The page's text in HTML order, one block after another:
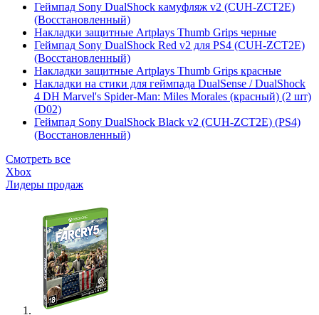
Геймпад Sony DualShock камуфляж v2 (CUH-ZCT2E)
(Восстановленный)
Накладки защитные Artplays Thumb Grips черные
Геймпад Sony DualShock Red v2 для PS4 (CUH-ZCT2E)
(Восстановленный)
Накладки защитные Artplays Thumb Grips красные
Накладки на стики для геймпада DualSense / DualShock
4 DH Marvel's Spider-Man: Miles Morales (красный) (2 шт)
(D02)
Геймпад Sony DualShock Black v2 (CUH-ZCT2E) (PS4)
(Восстановленный)
Смотреть все
Xbox
Лидеры продаж